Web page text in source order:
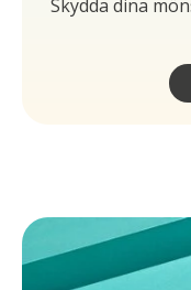
Skydda dina